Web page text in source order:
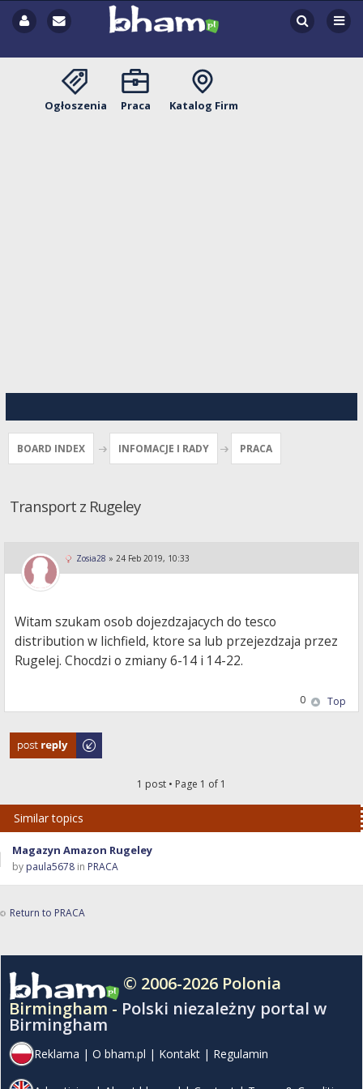
Ogłoszenia Praca Katalog Firm
BOARD INDEX INFOMACJE I RADY PRACA
Transport z Rugeley
Zosia28 » 24 Feb 2019, 10:33
Witam szukam osob dojezdzajacych do tesco
distribution w lichfield, ktore sa lub przejezdzaja przez
Rugelej. Chocdzi o zmiany 6-14 i 14-22.
Top
0
Post a reply
1 post • Page 1 of 1
Similar topics
Magazyn Amazon Rugeley
by paula5678 in PRACA
Return to PRACA
© 2006-2026 Polonia
Birmingham - Polski niezależny portal w
Birmingham
Reklama | O bham.pl | Kontakt | Regulamin